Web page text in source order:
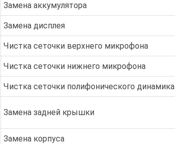
Замена аккумулятора
Замена дисплея
Чистка сеточки верхнего микрофона
Чистка сеточки нижнего микрофона
Чистка сеточки полифонического динамика
Замена задней крышки
Замена корпуса